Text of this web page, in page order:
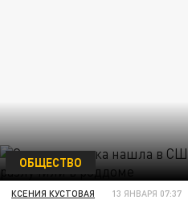
ОБЩЕСТВО
КСЕНИЯ КУСТОВАЯ 13 ЯНВАРЯ 07:37